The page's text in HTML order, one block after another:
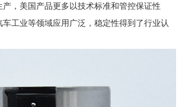
，美国产品更多以技术标准和管控保证性
工业等领域应用广泛，稳定性得到了行业认